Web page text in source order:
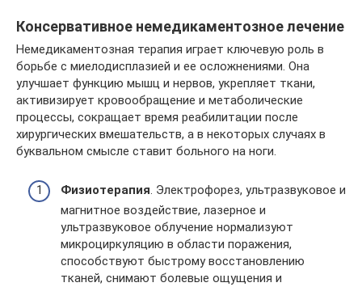
Консервативное немедикаментозное лечение
Немедикаментозная терапия играет ключевую роль в
борьбе с миелодисплазией и ее осложнениями. Она
улучшает функцию мышц и нервов, укрепляет ткани,
активизирует кровообращение и метаболические
процессы, сокращает время реабилитации после
хирургических вмешательств, а в некоторых случаях в
буквальном смысле ставит больного на ноги.
Физиотерапия. Электрофорез, ультразвуковое и
магнитное воздействие, лазерное и
ультразвуковое облучение нормализуют
микроциркуляцию в области поражения,
способствуют быстрому восстановлению
тканей, снимают болевые ощущения и